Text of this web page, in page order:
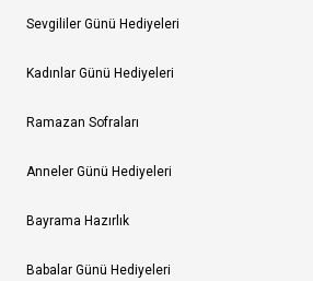
Sevgililer Günü Hediyeleri
Kadınlar Günü Hediyeleri
Ramazan Sofraları
Anneler Günü Hediyeleri
Bayrama Hazırlık
Babalar Günü Hediyeleri